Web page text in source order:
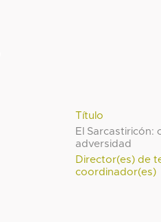
Título
El Sarcastiricón:
adversidad
Director(es) de
coordinador(es)